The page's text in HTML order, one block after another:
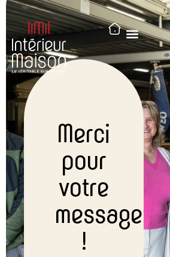
Merci contact
Merci
pour
votre
message
!